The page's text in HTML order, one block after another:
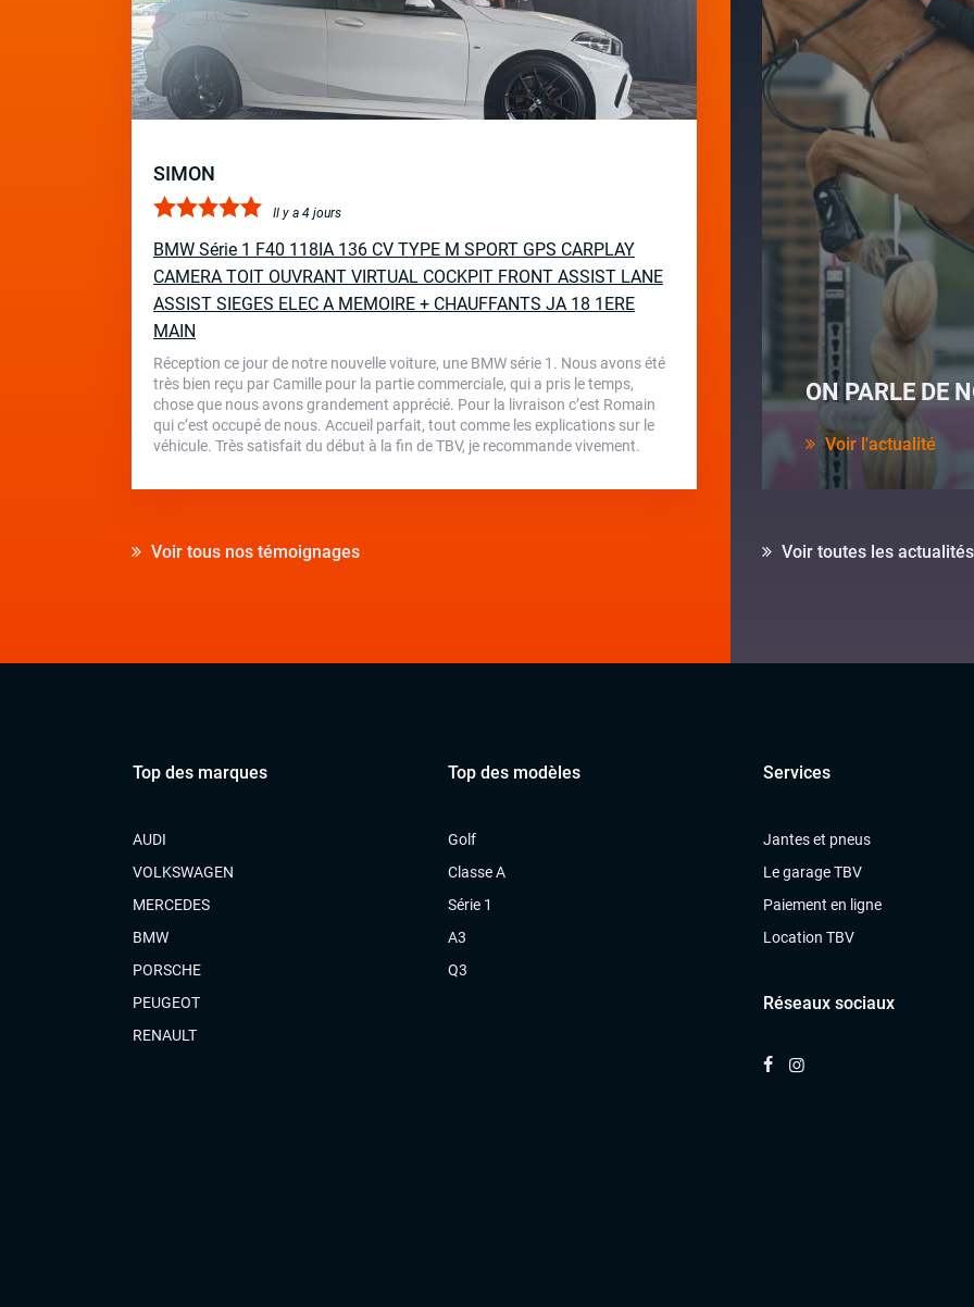
SIMON
Il y a 4 jours
BMW Série 1 F40 118IA 136 CV TYPE M SPORT GPS CARPLAY
CAMERA TOIT OUVRANT VIRTUAL COCKPIT FRONT ASSIST LANE
ASSIST SIEGES ELEC A MEMOIRE + CHAUFFANTS JA 18 1ERE
MAIN
Réception ce jour de notre nouvelle voiture, une BMW série 1. Nous avons été
très bien reçu par Camille pour la partie commerciale, qui a pris le temps,
chose que nous avons grandement apprécié. Pour la livraison c’est Romain
qui c’est occupé de nous. Accueil parfait, tout comme les explications sur le
véhicule. Très satisfait du début à la fin de TBV, je recommande vivement.
Voir tous nos témoignages
ON PARLE DE
Voir l'actualité
Voir toutes les actualités
Top des marques
AUDI
VOLKSWAGEN
MERCEDES
BMW
PORSCHE
PEUGEOT
RENAULT
Top des modèles
Golf
Classe A
Série 1
A3
Q3
Services
Jantes et pneus
Le garage TBV
Paiement en ligne
Location TBV
Réseaux sociaux